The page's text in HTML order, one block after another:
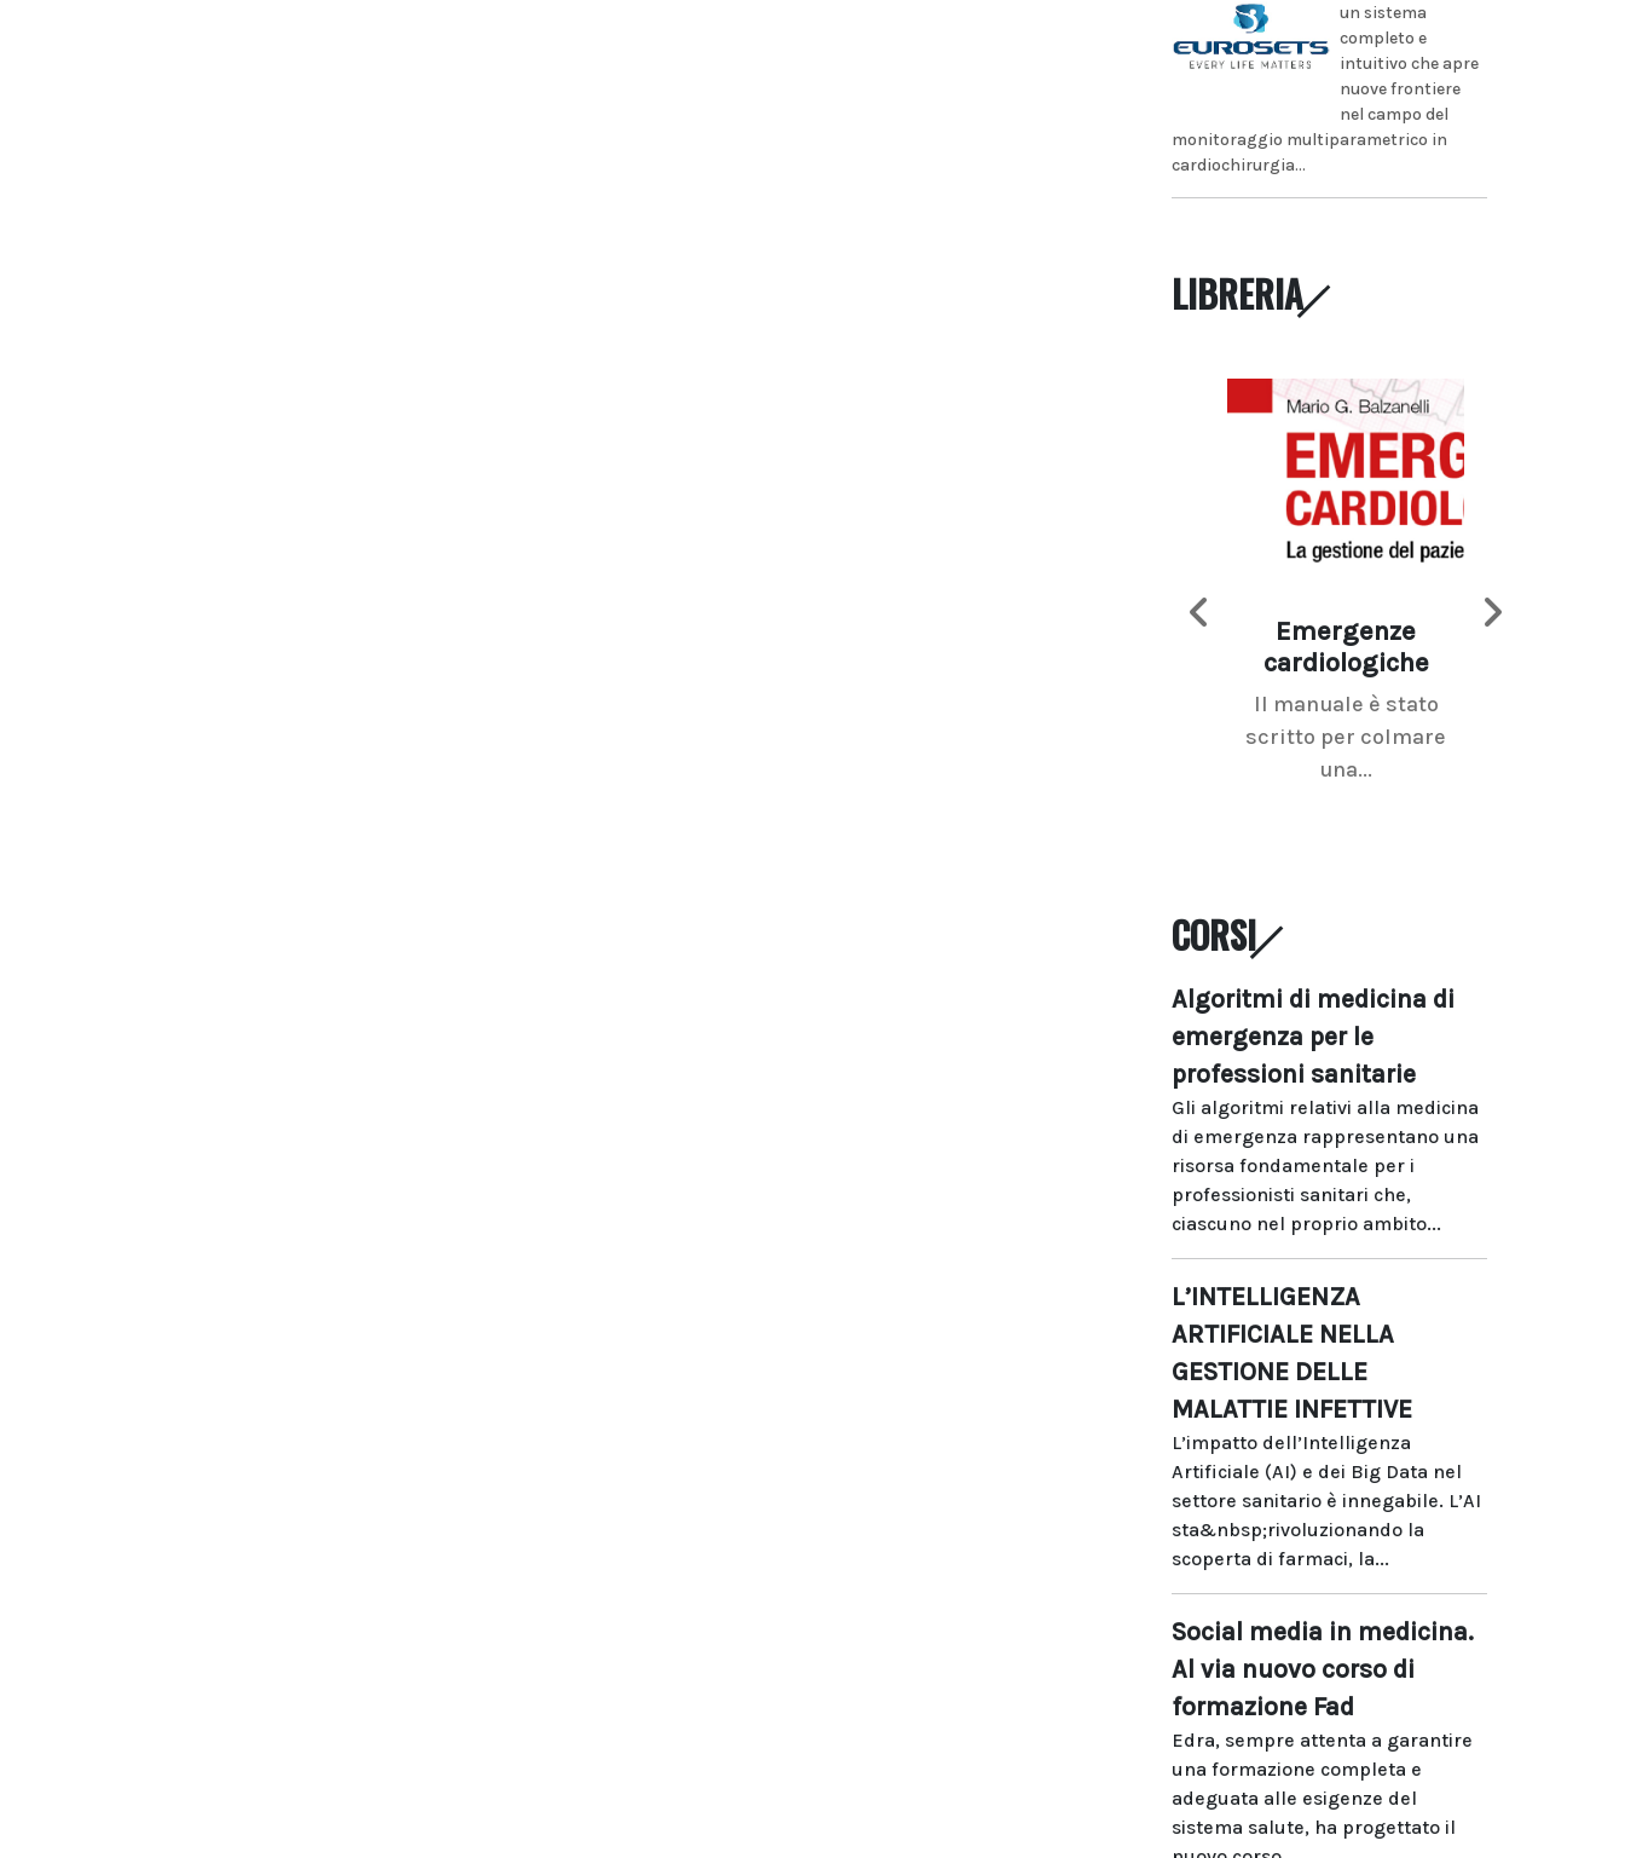
un sistema
completo e
intuitivo che apre
nuove frontiere
nel campo del
monitoraggio multiparametrico in
cardiochirurgia...
LIBRERIA
Emergenze
cardiologiche
Il manuale è stato
scritto per colmare
una...
CORSI
Algoritmi di medicina di
emergenza per le
professioni sanitarie
Gli algoritmi relativi alla medicina
di emergenza rappresentano una
risorsa fondamentale per i
professionisti sanitari che,
ciascuno nel proprio ambito...
L’INTELLIGENZA
ARTIFICIALE NELLA
GESTIONE DELLE
MALATTIE INFETTIVE
L’impatto dell’Intelligenza
Artificiale (AI) e dei Big Data nel
settore sanitario è innegabile. L’AI
sta&nbsp;rivoluzionando la
scoperta di farmaci, la...
Social media in medicina.
Al via nuovo corso di
formazione Fad
Edra, sempre attenta a garantire
una formazione completa e
adeguata alle esigenze del
sistema salute, ha progettato il